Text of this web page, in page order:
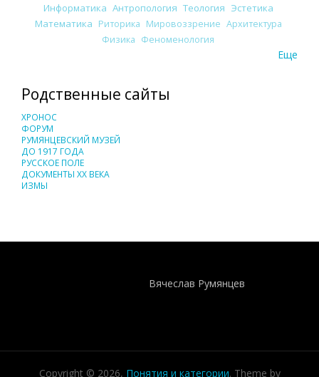
Информатика Антропология Теология Эстетика
Математика Риторика Мировоззрение Архитектура
Физика Феноменология
Еще
Родственные сайты
ХРОНОС
ФОРУМ
РУМЯНЦЕВСКИЙ МУЗЕЙ
ДО 1917 ГОДА
РУССКОЕ ПОЛЕ
ДОКУМЕНТЫ XX ВЕКА
ИЗМЫ
Вячеслав Румянцев
Copyright © 2026, Понятия и категории. Theme by